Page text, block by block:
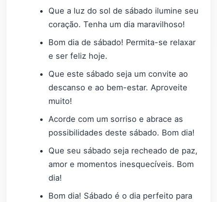
Que a luz do sol de sábado ilumine seu
coração. Tenha um dia maravilhoso!
Bom dia de sábado! Permita-se relaxar
e ser feliz hoje.
Que este sábado seja um convite ao
descanso e ao bem-estar. Aproveite
muito!
Acorde com um sorriso e abrace as
possibilidades deste sábado. Bom dia!
Que seu sábado seja recheado de paz,
amor e momentos inesquecíveis. Bom
dia!
Bom dia! Sábado é o dia perfeito para